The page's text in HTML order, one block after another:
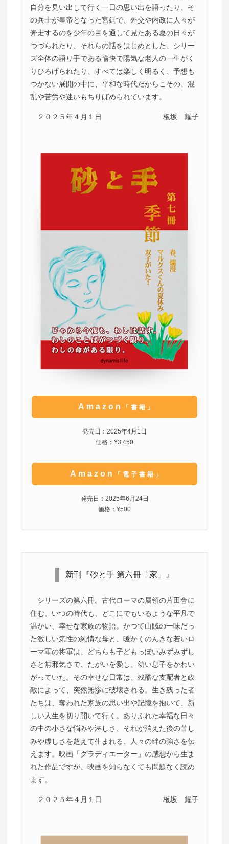
自分を見い出して行く一日の思い出を語ったり、そ
の兵士が皇帝となった宮廷で、外交や内政に人々が
奔走するのを少年の目を通して見たある夏の日々が
つづられたり、それらの話をはじめとした、シリー
ズ全体の語り手である愉快で陽気な老人の一生がく
りひろげられたり、すべては楽しく明るく、予想も
つかない展開の中に、平和な時代だからこその、混
乱や苦労や迷いもちりばめられています。
２０２５年４月１日 板坂 耀子
Amazon 「書籍」
発売日：2025年4月1日
価格：¥3,450
Amazon 「電子書籍」
発売日：2025年6月24日
価格：¥500
新刊『砂と手 第六冊「家」』
シリーズの第六冊。古代ローマの属領の片田舎に
住む、いつの時代も、どこにでもいるような平凡で
温かい、幸せな家族の物語。かつて山賊の一味だっ
た激しい気性の純情な母と、暖かくのんきな若いロ
ーマ軍の将軍は、どちらも子どもっぽいみずみずし
さと無邪気さで、たがいを愛し、幼い息子をかわい
がっていた。その幸せな日常は、残酷な支配者と政
敵によって、突然無惨に破壊される。生き残った者
たちは、奪われた家族の思い出や記憶を抱いて、新
しい人生を切り開いて行く。ありふれた幸福な日々
の中の小さな悩みや淋しさ、それが消えた後の苦し
みや虚しさを超えて生まれる、人々の絆の強さを伝
えます。映画「グラディエーター」の感想から生ま
れた作品ですが、映画を知らなくても問題なく読め
ます。
２０２５年４月１日 板坂 耀子